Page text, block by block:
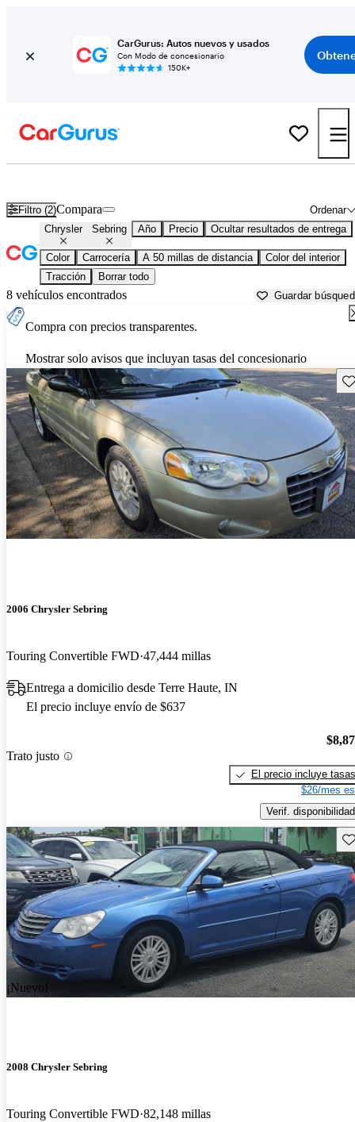
CarGurus: Autos nuevos y usados
Con Modo de concesionario
150K+
Filtro (2) Ordenar
Compara
Chrysler Sebring Año Precio Ocultar resultados de entrega
Color Carrocería A 50 millas de distancia
Color del interior
Tracción
Borrar todo
8 vehículos encontrados Guardar
Compra con precios transparentes.
Mostrar solo avisos que incluyan tasas del concesionario
2006 Chrysler Sebring
Touring Convertible FWD 47,444 millas
Entrega a domicilio desde Terre Haute, IN
El precio incluye envío de $637
Trato justo
El precio incluye tasas
$26/mes
Verif. disponibilidad
¡Nuevo!
2008 Chrysler Sebring
Touring Convertible FWD 82,148 millas